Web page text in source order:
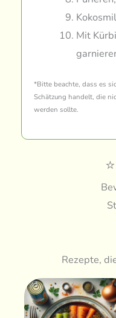
Mit
*Bitte beachte, dass es
Schätzung handelt, die
werden sollte.
⭐
Rezepte,